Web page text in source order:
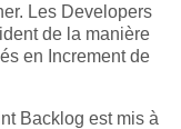
Les Developers
de la manière
en Increment de
Backlog est mis à